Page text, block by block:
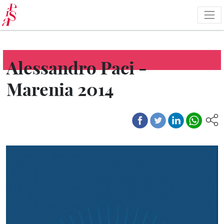
Pasar
al
contenido
principal
Alessandro Paci -
Marenia 2014